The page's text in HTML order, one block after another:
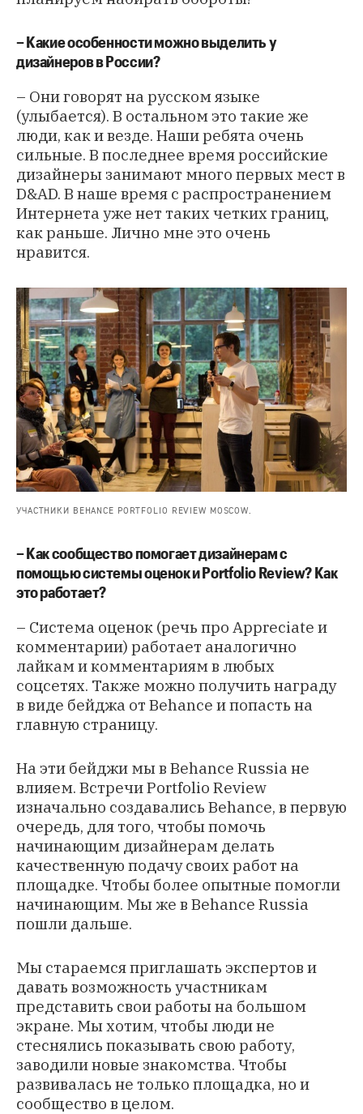
– Какие особенности можно выделить у
дизайнеров в России?
– Они говорят на русском языке
(улыбается). В остальном это такие же
люди, как и везде. Наши ребята очень
сильные. В последнее время российские
дизайнеры занимают много первых мест в
D&AD. В наше время с распространением
Интернета уже нет таких четких границ,
как раньше. Лично мне это очень
нравится.
УЧАСТНИКИ BEHANCE PORTFOLIO REVIEW MOSCOW.
– Как сообщество помогает дизайнерам с
помощью системы оценок и Portfolio Review? Как
это работает?
– Система оценок (речь про Appreciate и
комментарии) работает аналогично
лайкам и комментариям в любых
соцсетях. Также можно получить награду
в виде бейджа от Behance и попасть на
главную страницу.
На эти бейджи мы в Behance Russia не
влияем. Встречи Portfolio Review
изначально создавались Behance, в первую
очередь, для того, чтобы помочь
начинающим дизайнерам делать
качественную подачу своих работ на
площадке. Чтобы более опытные помогли
начинающим. Мы же в Behance Russia
пошли дальше.
Мы стараемся приглашать экспертов и
давать возможность участникам
представить свои работы на большом
экране. Мы хотим, чтобы люди не
стеснялись показывать свою работу,
заводили новые знакомства. Чтобы
развивалась не только площадка, но и
сообщество в целом.